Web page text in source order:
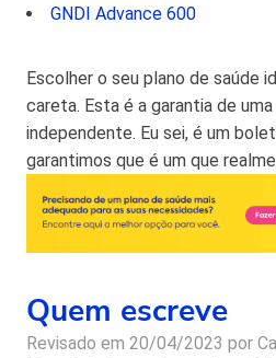
GNDI Advance 600
Escolher o seu plano de saúde
careta. Esta é a garantia de
independente. Eu sei, é um
garantimos que é um que
Quem escreve
Revisado em 20/04/2023 por